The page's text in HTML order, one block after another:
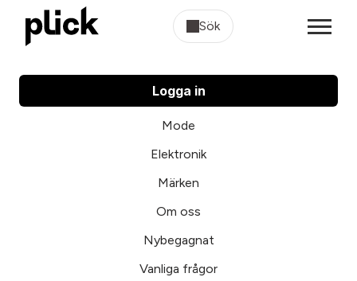
Sök
Logga in
Mode
Elektronik
Märken
Om oss
Nybegagnat
Vanliga frågor